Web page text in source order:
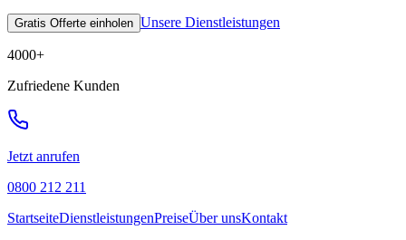
Gratis Offerte einholen Unsere Dienstleistungen
4000+
Zufriedene Kunden
Jetzt anrufen
0800 212 211
StartseiteDienstleistungenPreiseÜber unsKontakt